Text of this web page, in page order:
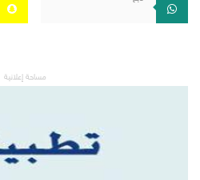
مساحة إعلانية